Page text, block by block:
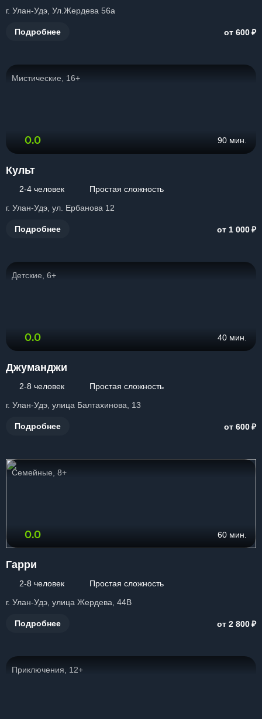
г. Улан-Удэ, Ул.Жердева 56а
Подробнее от 600₽
Мистические, 16+
0.0 90 мин.
Культ
2-4 человек
Простая сложность
г. Улан-Удэ, ул. Ербанова 12
Подробнее от 1 000₽
Детские, 6+
0.0 40 мин.
Джуманджи
2-8 человек
Простая сложность
г. Улан-Удэ, улица Балтахинова, 13
Подробнее от 600₽
Семейные, 8+
0.0 60 мин.
Гарри
2-8 человек
Простая сложность
г. Улан-Удэ, улица Жердева, 44В
Подробнее от 2 800₽
Приключения, 12+